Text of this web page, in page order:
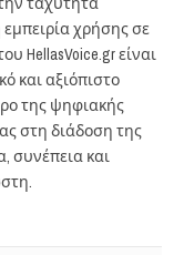
χρήσης σε
HellasVoice.gr είναι
και αξιόπιστο
της ψηφιακής
στη διάδοση της
συνέπεια και